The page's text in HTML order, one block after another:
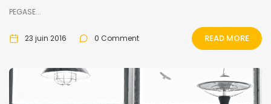
PEGASE...
23 juin 2016 0 Comment READ MORE